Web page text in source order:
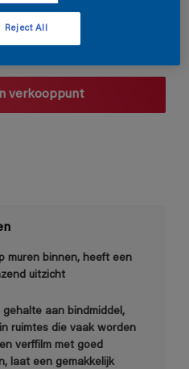
verkooppunt
muren binnen, heeft een
uitzicht
gehalte aan bindmiddel,
ruimtes die vaak worden
verffilm met goed
laat een gemakkelijk
Reject All